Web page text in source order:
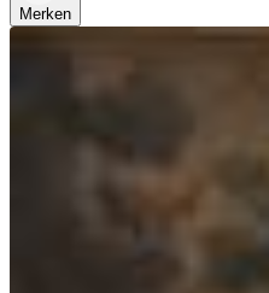
Merken